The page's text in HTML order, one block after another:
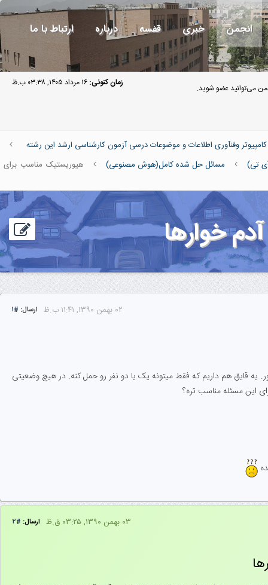
انجمن خبری قفسه درباره ارتباط با ما
زمان کنونی: ۱۶ مرداد ۱۴۰۵, ۰۳:۳۸ ب.ظ می‌توانید عضو شوید.
وفنآوری اطلاعات و موضوعات درسی آزمون کارشناسی ارشد این رشته
تی)
مسائل حل شده کامل(هوش مصنوعی) هیوریستیک مناسب برای
خوارها
ارسال: #۱ ۰۲ بهمن ۱۳۹۰, ۱۱:۴۱ ب.ظ
اون ور. یه قایق هم داریم که فقط میتونه یک یا دو نفر رو حمل کنه. در هیچ وضعیتی
این مسئله مناسب تره؟
ارسال: #۲ ۰۳ بهمن ۱۳۹۰, ۰۳:۲۵ ق.ظ